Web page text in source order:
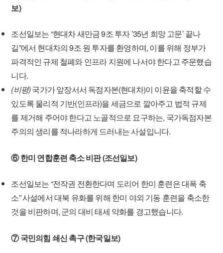
보)
조선일보는 “현대차 새만금 9조 투자 ’35년 희망 고문’ 끝나
길”에서 현대차의 9조 원 투자를 환영하며, 이를 위해 정부가
파격적인 규제 철폐와 인프라 지원에 나서야 한다고 주문했습
니다.
(비평)국가가 앞장서서 독점자본(현대차)이 이윤을 축적할 수
있도록 물리적 기반(인프라)을 세금으로 깔아주고 법적 규제
를 제거해 주어야 한다고 노골적으로 요구하는, 국가독점자본
주의의 생리를 적나라하게 드러내는 사설입니다.
⑥ 한미 연합훈련 축소 비판 (조선일보)
조선일보는 “전작권 전환한다며 도리어 한미 훈련은 대폭 축
소” 사설에서 대북 유화를 위해 한미 야외 기동 훈련을 축소한
것을 비판하며, 군의 대비 태세 약화를 경고했습니다.
⑦ 국민의힘 쇄신 촉구 (한국일보)